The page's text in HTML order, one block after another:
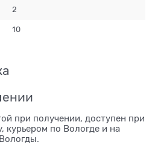
2
10
при получении, доступен при
курьером по Вологде и на